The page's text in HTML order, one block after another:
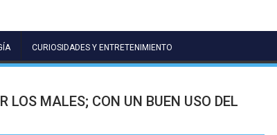
CURIOSIDADES Y ENTRETENIMIENTO
LOS MALES; CON UN BUEN USO DEL